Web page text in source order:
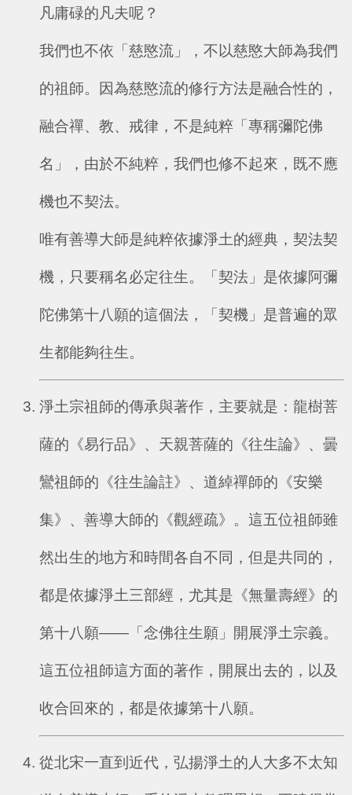
凡庸碌的凡夫呢？
我們也不依「慈愍流」，不以慈愍大師為我們
的祖師。因為慈愍流的修行方法是融合性的，
融合禪、教、戒律，不是純粹「專稱彌陀佛
名」，由於不純粹，我們也修不起來，既不應
機也不契法。
唯有善導大師是純粹依據淨土的經典，契法契
機，只要稱名必定往生。「契法」是依據阿彌
陀佛第十八願的這個法，「契機」是普遍的眾
生都能夠往生。
淨土宗祖師的傳承與著作，主要就是：龍樹菩
薩的《易行品》、天親菩薩的《往生論》、曇
鸞祖師的《往生論註》、道綽禪師的《安樂
集》、善導大師的《觀經疏》。這五位祖師雖
然出生的地方和時間各自不同，但是共同的，
都是依據淨土三部經，尤其是《無量壽經》的
第十八願——「念佛往生願」開展淨土宗義。
這五位祖師這方面的著作，開展出去的，以及
收合回來的，都是依據第十八願。
從北宋一直到近代，弘揚淨土的人大多不太知